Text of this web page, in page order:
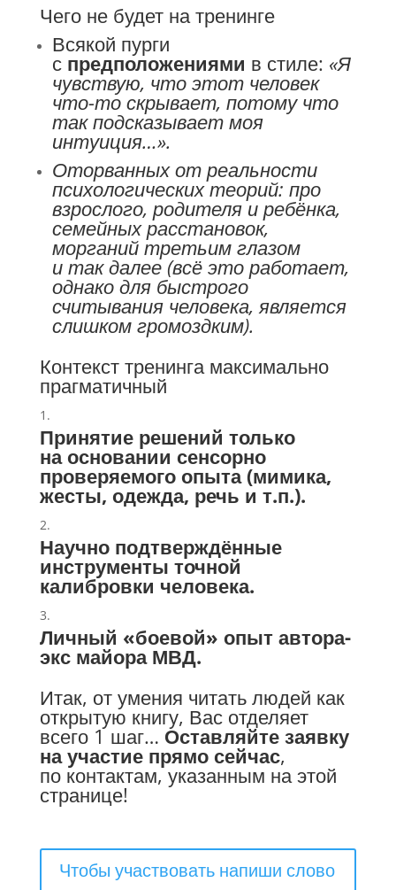
Чего не будет на тренинге
Всякой пурги
с предположениями в стиле: «Я
чувствую, что этот человек
что-то скрывает, потому что
так подсказывает моя
интуиция…».
Оторванных от реальности
психологических теорий: про
взрослого, родителя и ребёнка,
семейных расстановок,
морганий третьим глазом
и так далее (всё это работает,
однако для быстрого
считывания человека, является
слишком громоздким).
Контекст тренинга максимально
прагматичный
Принятие решений только
на основании сенсорно
проверяемого опыта (мимика,
жесты, одежда, речь и т.п.).
Научно подтверждённые
инструменты точной
калибровки человека.
Личный «боевой» опыт автора-
экс майора МВД.
Итак, от умения читать людей как
открытую книгу, Вас отделяет
всего 1 шаг… Оставляйте заявку
на участие прямо сейчас,
по контактам, указанным на этой
странице!
Чтобы участвовать напиши слово